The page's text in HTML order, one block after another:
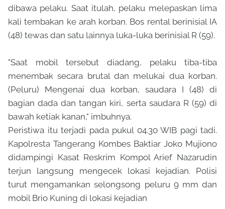
dibawa pelaku. Saat itulah, pelaku melepaskan lima
kali tembakan ke arah korban. Bos rental berinisial IA
(48) tewas dan satu lainnya luka-luka berinisial R (59).
"Saat mobil tersebut diadang, pelaku tiba-tiba
menembak secara brutal dan melukai dua korban.
(Peluru) Mengenai dua korban, saudara I (48) di
bagian dada dan tangan kiri, serta saudara R (59) di
bawah ketiak kanan," imbuhnya.
Peristiwa itu terjadi pada pukul 04.30 WIB pagi tadi.
Kapolresta Tangerang Kombes Baktiar Joko Mujiono
didampingi Kasat Reskrim Kompol Arief Nazarudin
terjun langsung mengecek lokasi kejadian. Polisi
turut mengamankan selongsong peluru 9 mm dan
mobil Brio Kuning di lokasi kejadian